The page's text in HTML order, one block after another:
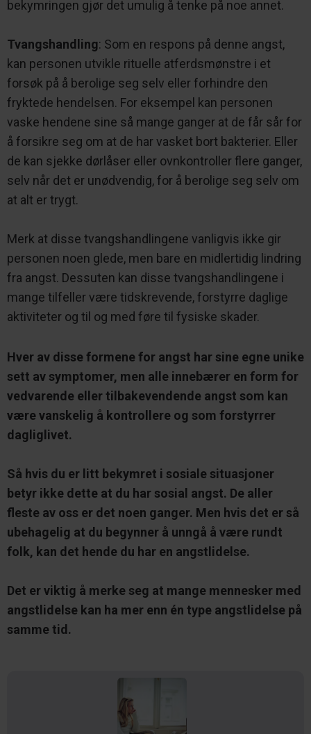
bekymringen gjør det umulig å tenke på noe annet.
Tvangshandling: Som en respons på denne angst,
kan personen utvikle rituelle atferdsmønstre i et
forsøk på å berolige seg selv eller forhindre den
fryktede hendelsen. For eksempel kan personen
vaske hendene sine så mange ganger at de får sår for
å forsikre seg om at de har vasket bort bakterier. Eller
de kan sjekke dørlåser eller ovnkontroller flere ganger,
selv når det er unødvendig, for å berolige seg selv om
at alt er trygt.
Merk at disse tvangshandlingene vanligvis ikke gir
personen noen glede, men bare en midlertidig lindring
fra angst. Dessuten kan disse tvangshandlingene i
mange tilfeller være tidskrevende, forstyrre daglige
aktiviteter og til og med føre til fysiske skader.
Hver av disse formene for angst har sine egne unike
sett av symptomer, men alle innebærer en form for
vedvarende eller tilbakevendende angst som kan
være vanskelig å kontrollere og som forstyrrer
dagliglivet.
Så hvis du er litt bekymret i sosiale situasjoner
betyr ikke dette at du har sosial angst. De aller
fleste av oss er det noen ganger. Men hvis det er så
ubehagelig at du begynner å unngå å være rundt
folk, kan det hende du har en angstlidelse.
Det er viktig å merke seg at mange mennesker med
angstlidelse kan ha mer enn én type angstlidelse på
samme tid.